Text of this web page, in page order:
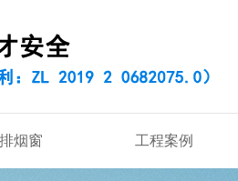
烟窗 工程案例